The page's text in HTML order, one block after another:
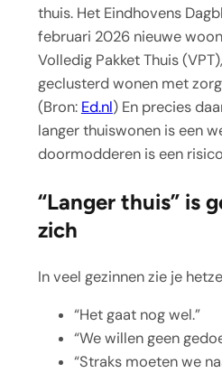
thuis. Het Eindhovens
februari 2026 nieuwe
Volledig Pakket Thuis
geclusterd wonen met
(Bron: Ed.nl) En precies
langer thuiswonen is een
doormodderen is een
“Langer thuis” is
zich
In veel gezinnen zie je
“Het gaat nog wel.”
“We willen geen
“Straks moeten we